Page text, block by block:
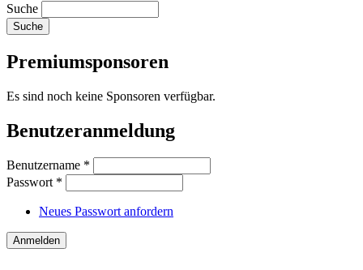
Suche
Premiumsponsoren
Es sind noch keine Sponsoren verfügbar.
Benutzeranmeldung
Benutzername *
Passwort *
Neues Passwort anfordern